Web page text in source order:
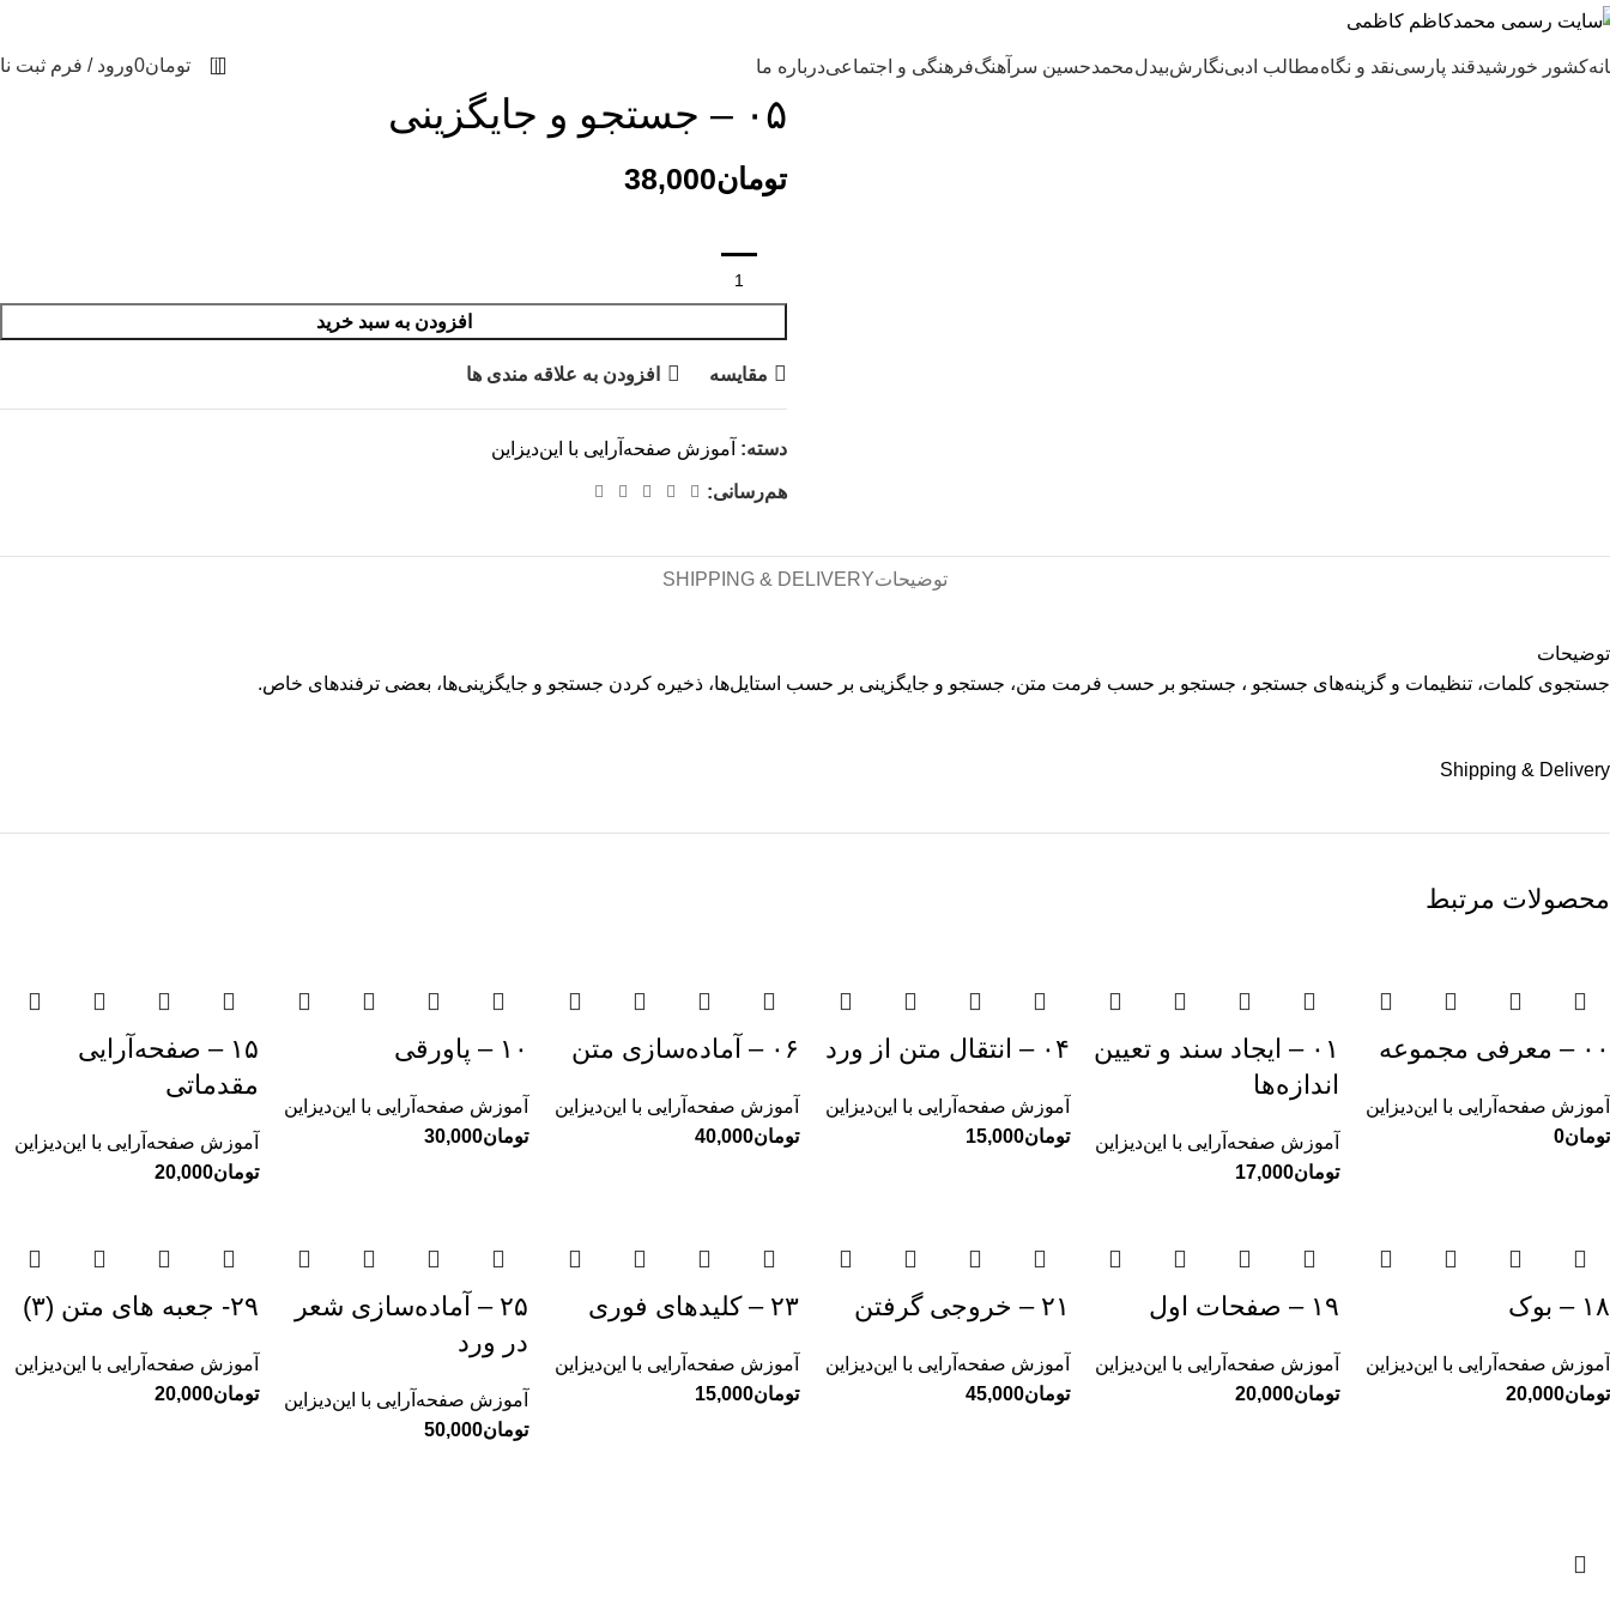
کشور خورشیدقند پارسینقد و نگاهمطالب ادبینگارشبیدلمحمدحسین سرآهنگفرهنگی و اجتماعیدرباره ما 0 تومان0ورود / فرم ثبت
۰۵ – جستجو و جایگزینی
تومان
افزودن به سبد خرید
مقایسه افزودن به علاقه مندی ها
دسته: آموزش صفحه‌آرایی با این‌دیزاین
هم‌رسانی:
توضیحاتSHIPPING & DELIVERY
توضیحات
جستجوی کلمات، تنظیمات و گزینه‌های جستجو ، جستجو بر حسب فرمت متن، جستجو و جایگزینی بر حسب استایل‌ها، ذخیره کردن جستجو و جایگزینی‌ها، بعضی ترفندهای خاص.
Shipping & Delivery
محصولات مرتبط
۰۰ – معرفی مجموعه
آموزش صفحه‌آرایی با این‌دیزاین
تومان
۰۱ – ایجاد سند و تعیین
اندازه‌ها
آموزش صفحه‌آرایی با این‌دیزاین
تومان
۰۴ – انتقال متن از ورد
آموزش صفحه‌آرایی با این‌دیزاین
تومان
۰۶ – آماده‌سازی متن
آموزش صفحه‌آرایی با این‌دیزاین
تومان
۱۰ – پاورقی
آموزش صفحه‌آرایی با این‌دیزاین
تومان
۱۵ – صفحه‌آرایی
مقدماتی
آموزش صفحه‌آرایی با این‌دیزاین
تومان
۱۸ – بوک
آموزش صفحه‌آرایی با این‌دیزاین
تومان
۱۹ – صفحات اول
آموزش صفحه‌آرایی با این‌دیزاین
تومان
۲۱ – خروجی گرفتن
آموزش صفحه‌آرایی با این‌دیزاین
تومان
۲۳ – کلیدهای فوری
آموزش صفحه‌آرایی با این‌دیزاین
تومان
۲۵ – آماده‌سازی شعر
در ورد
آموزش صفحه‌آرایی با این‌دیزاین
تومان
۲۹- جعبه های متن (۳)
آموزش صفحه‌آرایی با این‌دیزاین
تومان